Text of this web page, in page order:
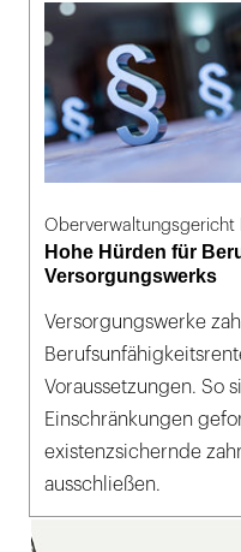
Oberverwaltungsgericht
Hohe Hürden für
Versorgungswerks
Versorgungswerke
Voraussetzungen. So
Einschränkungen
existenzsichernde
ausschließen.